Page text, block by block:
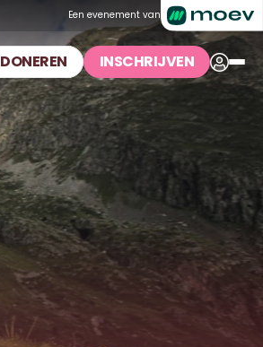
Een evenement van
DONEREN INSCHRIJVEN